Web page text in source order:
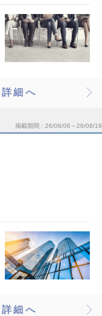
詳細へ
掲載期間 26/08/06～26/08/19
詳細へ